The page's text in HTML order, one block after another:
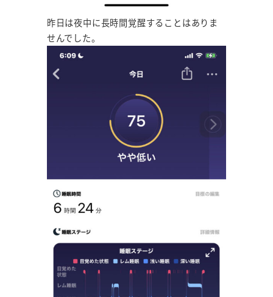
昨日は夜中に長時間覚醒することはありま
せんでした。